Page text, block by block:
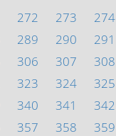
272 273 274
289 290 291
306 307 308
323 324 325
340 341 342
357 358 359